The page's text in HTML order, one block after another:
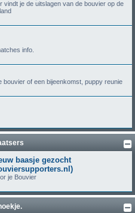
vindt je de uitslagen van de bouvier op de
info.
bouvier of een bijeenkomst, puppy reunie
baasje gezocht
je Bouvier